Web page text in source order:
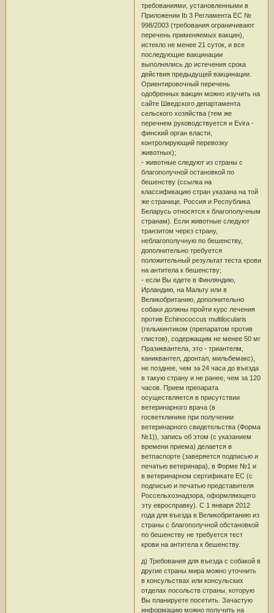
требованиями, установленными в
Приложении Ib 3 Регламента ЕС №
998/2003 (требования ограничивают
перечень применяемых вакцин),
истекло не менее 21 суток, и все
последующие вакцинации
выполнялись до истечения срока
действия предыдущей вакцинации.
Ориентировочный перечень
одобренных вакцин можно изучить на
сайте Шведского департамента
сельского хозяйства (тем же
перечнем руководствуется и Evira -
финский орган власти,
контролирующий перевозку
животных);
- животные следуют из страны с
благополучной остановкой по
бешенству (ссылка на
классификацию стран указана на той
же странице. Россия и Республика
Беларусь относятся к благополучным
странам). Если животные следуют
транзитом через страну,
неблагополучную по бешенству,
дополнительно требуется
положительный результат теста крови
на антитела к бешенству;
- если Вы едете в Финляндию,
Ирландию, на Мальту или в
Великобританию, дополнительно
собаки должны пройти курс лечения
против Echinococcus multilocularis
(гельминтиком (препаратом против
глистов), содержащим не менее 50 мг
Празиквантела, это - триантелм,
каниквантел, дронтал, мильбемакс),
не позднее, чем за 24 часа до въезда
в такую страну и не ранее, чем за 120
часов. Прием препарата
осуществляется в присутствии
ветеринарного врача (в
госветклинике при получении
ветеринарного свидетельства (Форма
№1)), запись об этом (с указанием
времени приема) делается в
ветпаспорте (заверяется подписью и
печатью ветеринара), в Форме №1 и
в ветеринарном сертификате ЕС (с
подписью и печатью представителя
Россельхознадзора, оформляющего
эту евросправку). С 1 января 2012
года для въезда в Великобританию из
страны с благополучной обстановкой
по бешенству не требуется тест
крови на антитела к бешенству.
д) Требования для въезда с собакой в
другие страны мира можно уточнить
в консульствах или консульских
отделах посольств страны, которую
Вы планируете посетить. Зачастую
информацию можно получить на